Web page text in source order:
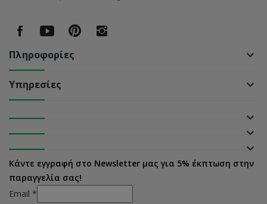
Πληροφορίες keyboard_arrow_down
Υπηρεσίες keyboard_arrow_down
keyboard_arrow_down
keyboard_arrow_down
keyboard_arrow_down
Κάντε εγγραφή στο Newsletter μας για 5% έκπτωση στην
παραγγελία σας!
Email *